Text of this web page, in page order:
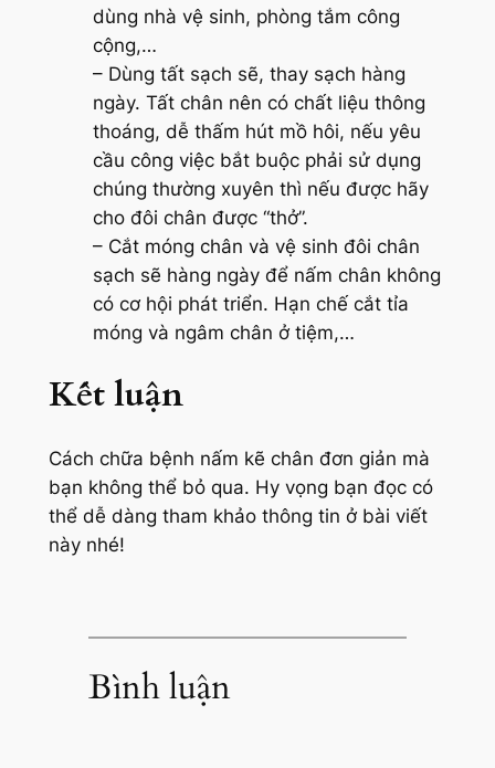
dùng nhà vệ sinh, phòng tắm công
cộng,…
– Dùng tất sạch sẽ, thay sạch hàng
ngày. Tất chân nên có chất liệu thông
thoáng, dễ thấm hút mồ hôi, nếu yêu
cầu công việc bắt buộc phải sử dụng
chúng thường xuyên thì nếu được hãy
cho đôi chân được “thở”.
– Cắt móng chân và vệ sinh đôi chân
sạch sẽ hàng ngày để nấm chân không
có cơ hội phát triển. Hạn chế cắt tỉa
móng và ngâm chân ở tiệm,…
Kết luận
Cách chữa bệnh nấm kẽ chân đơn giản mà
bạn không thể bỏ qua. Hy vọng bạn đọc có
thể dễ dàng tham khảo thông tin ở bài viết
này nhé!
Bình luận